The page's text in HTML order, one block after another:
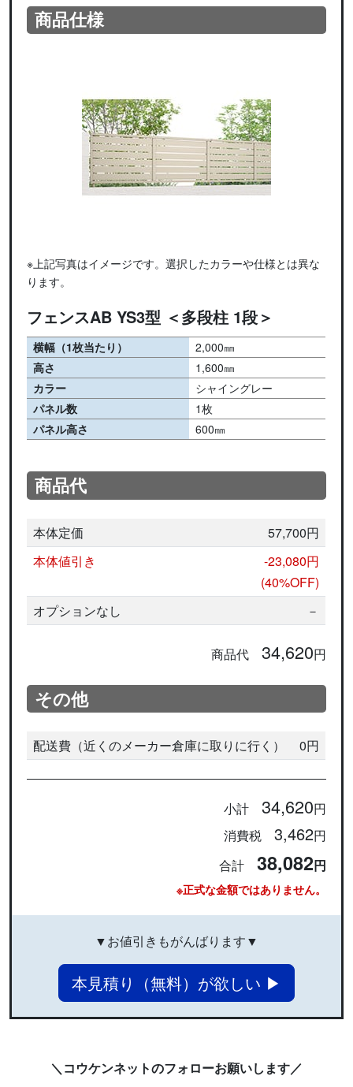
商品仕様
※上記写真はイメージです。選択したカラーや仕様とは異な
ります。
フェンスAB YS3型 ＜多段柱 1段＞
横幅（1枚当たり）
2,000㎜
高さ
1,600㎜
カラー
シャイングレー
パネル数
1枚
パネル高さ
600㎜
商品代
本体定価
57,700円
本体値引き
-23,080円
(40%OFF)
オプションなし
－
商品代 34,620円
その他
配送費（近くのメーカー倉庫に取りに行く） 0円
小計 34,620円
消費税 3,462円
合計 38,082円
※正式な金額ではありません。
▼お値引きもがんばります▼
本見積り（無料）が欲しい ▶
＼コウケンネットのフォローお願いします／